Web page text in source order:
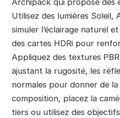
Archipack qui propose des
Utilisez des lumières Soleil,
simuler l’éclairage naturel
des cartes HDRi pour
Appliquez des textures
ajustant la rugosité, les
normales pour donner de
composition, placez la
tiers ou utilisez des